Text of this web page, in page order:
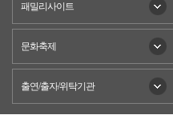
패밀리사이트
문화축제
출연/출자/위탁기관